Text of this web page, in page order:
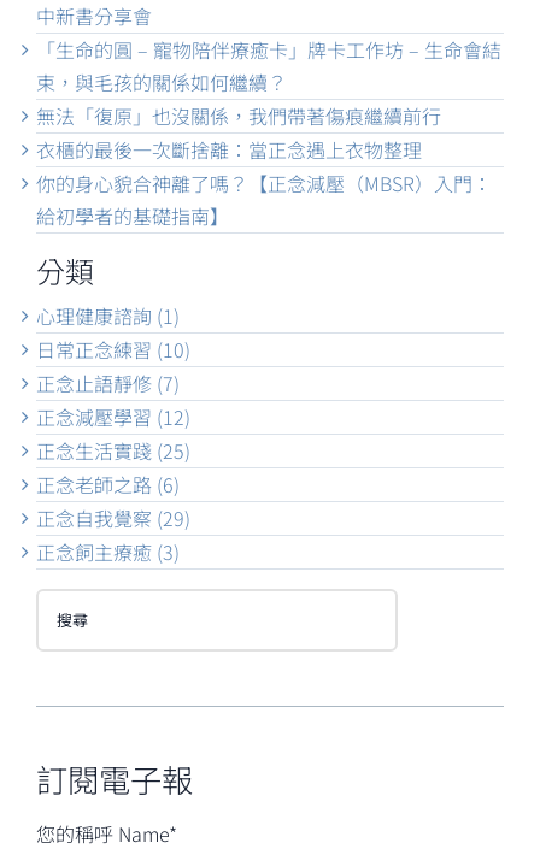
中新書分享會
「生命的圓 – 寵物陪伴療癒卡」牌卡工作坊 – 生命會結
束，與毛孩的關係如何繼續？
無法「復原」也沒關係，我們帶著傷痕繼續前行
衣櫃的最後一次斷捨離：當正念遇上衣物整理
你的身心貌合神離了嗎？【正念減壓（MBSR）入門：
給初學者的基礎指南】
分類
心理健康諮詢 (1)
日常正念練習 (10)
正念止語靜修 (7)
正念減壓學習 (12)
正念生活實踐 (25)
正念老師之路 (6)
正念自我覺察 (29)
正念飼主療癒 (3)
訂閱電子報
您的稱呼 Name*